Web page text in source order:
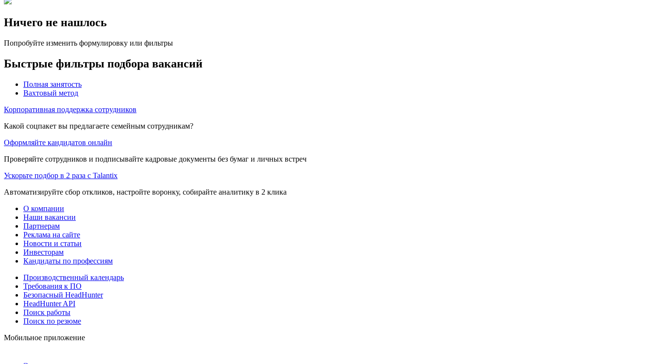
Ничего не нашлось
Попробуйте изменить формулировку или фильтры
Быстрые фильтры подбора вакансий
Полная занятость
Вахтовый метод
Корпоративная поддержка сотрудников
Какой соцпакет вы предлагаете семейным сотрудникам?
Оформляйте кандидатов онлайн
Проверяйте сотрудников и подписывайте кадровые документы без бумаг и личных встреч
Ускорьте подбор в 2 раза с Talantix
Автоматизируйте сбор откликов, настройте воронку, собирайте аналитику в 2 клика
О компании
Наши вакансии
Партнерам
Реклама на сайте
Новости и статьи
Инвесторам
Кандидаты по профессиям
Производственный календарь
Требования к ПО
Безопасный HeadHunter
HeadHunter API
Поиск работы
Поиск по резюме
Мобильное приложение